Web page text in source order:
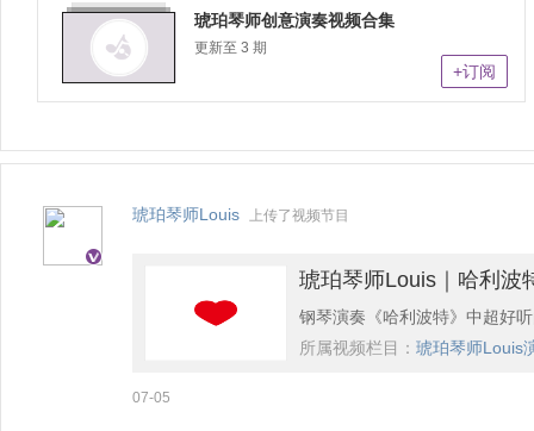
琥珀琴师创意演奏视频合集
更新至 3 期
+订阅
琥珀琴师Louis 上传了视频节目
琥珀琴师Louis｜哈利波
钢琴演奏《哈利波特》中超好
世界再度涌入眼前。不知道今
所属视频栏目： 琥珀琴师Louis
07-05